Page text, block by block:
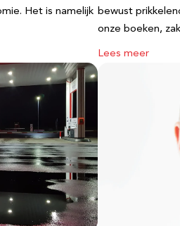
Het is namelijk bewust
onze boeken,
Lees meer